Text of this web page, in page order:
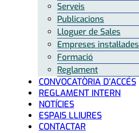
Serveis
Publicacions
Lloguer de Sales
Empreses instal·lades
Formació
Reglament
CONVOCATÒRIA D’ACCÉS
REGLAMENT INTERN
NOTÍCIES
ESPAIS LLIURES
CONTACTAR